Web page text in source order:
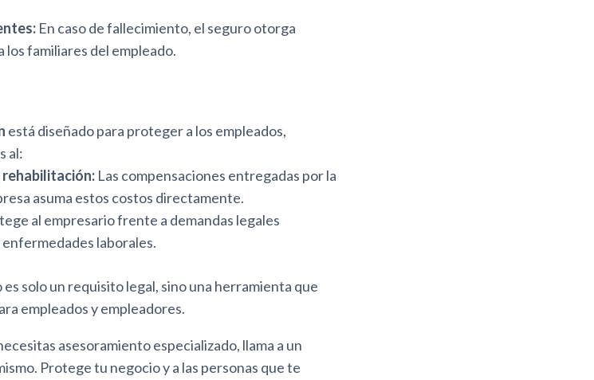
En caso de fallecimiento, el seguro otorga
los familiares del empleado.
está diseñado para proteger a los empleados,
al:
Las compensaciones entregadas por la
asuma estos costos directamente.
al empresario frente a demandas legales
laborales.
es solo un requisito legal, sino una herramienta que
empleados y empleadores.
asesoramiento especializado, llama a un
Protege tu negocio y a las personas que te